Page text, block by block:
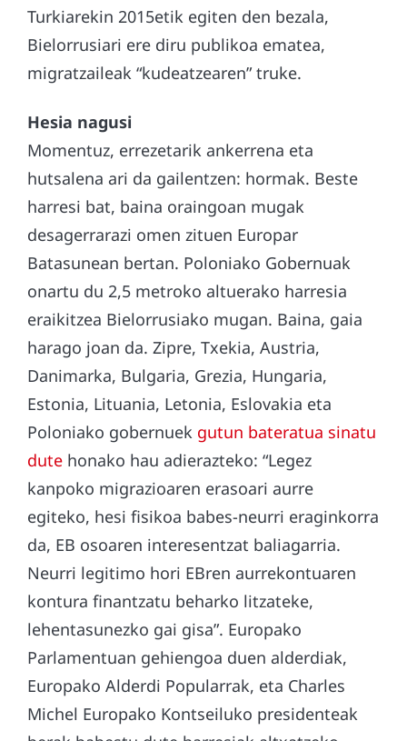
Turkiarekin 2015etik egiten den bezala,
Bielorrusiari ere diru publikoa ematea,
migratzaileak “kudeatzearen” truke.
Hesia nagusi
Momentuz, errezetarik ankerrena eta
hutsalena ari da gailentzen: hormak. Beste
harresi bat, baina oraingoan mugak
desagerrarazi omen zituen Europar
Batasunean bertan. Poloniako Gobernuak
onartu du 2,5 metroko altuerako harresia
eraikitzea Bielorrusiako mugan. Baina, gaia
harago joan da. Zipre, Txekia, Austria,
Danimarka, Bulgaria, Grezia, Hungaria,
Estonia, Lituania, Letonia, Eslovakia eta
Poloniako gobernuek gutun bateratua sinatu
dute honako hau adierazteko: “Legez
kanpoko migrazioaren erasoari aurre
egiteko, hesi fisikoa babes-neurri eraginkorra
da, EB osoaren interesentzat baliagarria.
Neurri legitimo hori EBren aurrekontuaren
kontura finantzatu beharko litzateke,
lehentasunezko gai gisa”. Europako
Parlamentuan gehiengoa duen alderdiak,
Europako Alderdi Popularrak, eta Charles
Michel Europako Kontseiluko presidenteak